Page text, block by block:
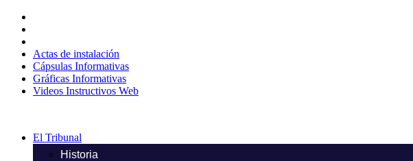
contenido
Actas de instalación
Cápsulas Informativas
Gráficas Informativas
Videos Instructivos Web
El Tribunal
Historia